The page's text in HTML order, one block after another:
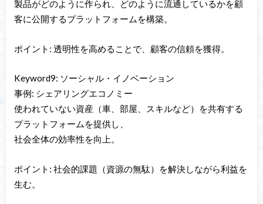
製品がどのように作られ、どのように流通しているかを顧
客に公開するプラットフォームを構築。
ポイント: 透明性を高めることで、顧客の信頼を獲得。
Keyword9: ソーシャル・イノベーション
事例: シェアリングエコノミー
使われていない資産（車、部屋、スキルなど）を共有する
プラットフォームを提供し、
社会全体の効率性を向上。
ポイント: 社会的課題（資源の無駄）を解決しながら利益を
生む。